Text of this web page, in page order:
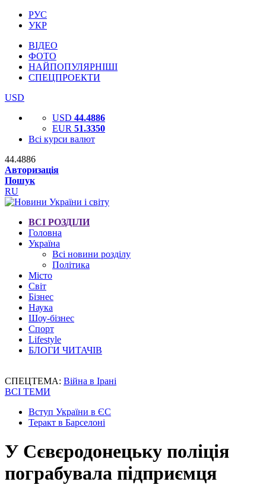
РУС
УКР
ВІДЕО
ФОТО
НАЙПОПУЛЯРНІШІ
СПЕЦПРОЕКТИ
USD
USD 44.4886
EUR 51.3350
Всі курси валют
44.4886
Авторизація
Пошук
RU
ВСІ РОЗДІЛИ
Головна
Україна
Всі новини розділу
Політика
Місто
Світ
Бізнес
Наука
Шоу-бізнес
Спорт
Lifestyle
БЛОГИ ЧИТАЧІВ
СПЕЦТЕМА: Війна в Ірані
ВСІ ТЕМИ
Вступ України в ЄС
Теракт в Барселоні
У Сєвєродонецьку поліція
пограбувала підприємця